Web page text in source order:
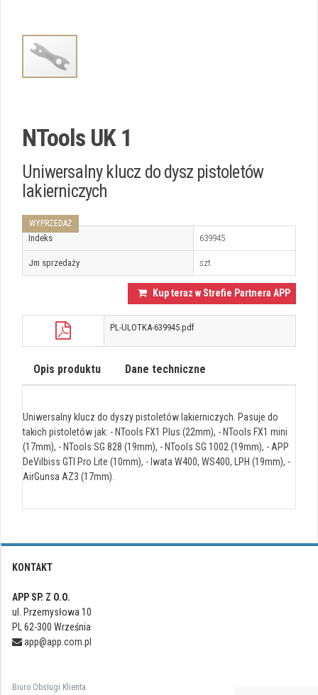
NTools UK 1
Uniwersalny klucz do dysz pistoletów
lakierniczych
WYPRZEDAŻ
Indeks 639945
Jm sprzedaży szt
Kup teraz w Strefie Partnera APP
PL-ULOTKA-639945.pdf
Opis produktu Dane techniczne
Uniwersalny klucz do dyszy pistoletów lakierniczych. Pasuje do
takich pistoletów jak: - NTools FX1 Plus (22mm), - NTools FX1 mini
(17mm), - NTools SG 828 (19mm), - NTools SG 1002 (19mm), - APP
DeVilbiss GTI Pro Lite (10mm), - Iwata W400, WS400, LPH (19mm), -
AirGunsa AZ3 (17mm).
KONTAKT
APP SP. Z O.O.
ul. Przemysłowa 10
PL 62-300 Września
app@app.com.pl
Biuro Obsługi Klienta